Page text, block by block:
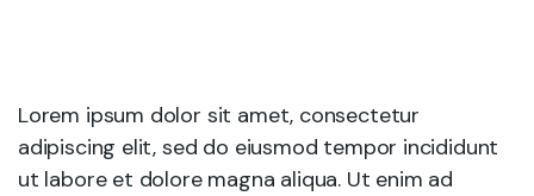
Lorem ipsum dolor sit amet, consectetur
adipiscing elit, sed do eiusmod tempor incididunt
ut labore et dolore magna aliqua. Ut enim ad